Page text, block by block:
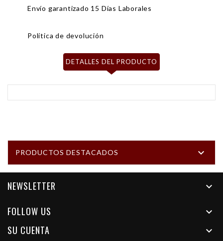
Envío garantizado 15 Días Laborales
Política de devolución
DETALLES DEL PRODUCTO
PRODUCTOS DESTACADOS 
NEWSLETTER 
FOLLOW US 
SU CUENTA 